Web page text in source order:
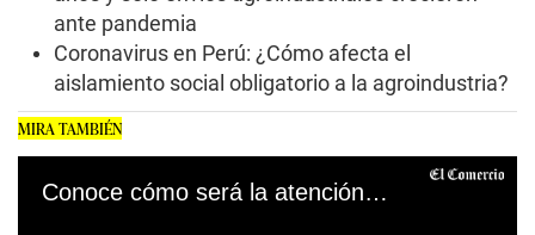
ante pandemia
Coronavirus en Perú: ¿Cómo afecta el
aislamiento social obligatorio a la agroindustria?
MIRA TAMBIÉN
Conoce cómo será la atención en los restaurantes